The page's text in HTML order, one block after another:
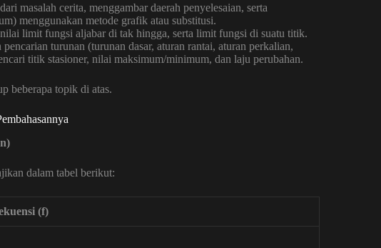
masalah cerita, menggambar daerah penyelesaian, serta
menggunakan metode grafik atau substitusi.
limit fungsi aljabar di tak hingga, serta limit fungsi di suatu titik.
turunan (turunan dasar, aturan rantai, aturan perkalian,
titik stasioner, nilai maksimum/minimum, dan laju perubahan.
beberapa topik di atas.
dalam tabel berikut:
(f)